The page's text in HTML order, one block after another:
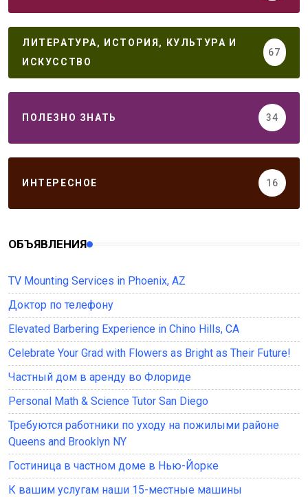
ЛИТЕРАТУРА, ИСТОРИЯ, КУЛЬТУРА И
ИСКУССТВО
67
ПОЛЕЗНО ЗНАТЬ 34
ИНТЕРЕСНОЕ 16
ОБЪЯВЛЕНИЯ
TV Mounting Services in Phoenix, AZ
Доктор по телефону
Elevated Barbering Experience in Chino Hills, CA
Celebrate Your Grad with Flowers as Bright as Their Future!
Частный дом в аренду во Флориде
Personal Math & Science Tutor San Diego
Требуются работники по уходу на пожилыми районе
Queens and Brooklyn NY
Гостиница в частном доме в Нью-Йорке
К вашим услугам наши 15-местные машины